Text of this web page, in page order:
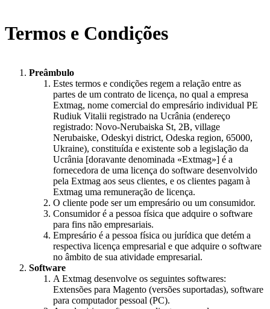
Termos e Condições
Preâmbulo
Estes termos e condições regem a relação entre as
partes de um contrato de licença, no qual a empresa
Extmag, nome comercial do empresário individual PE
Rudiuk Vitalii registrado na Ucrânia (endereço
registrado: Novo-Nerubaiska St, 2B, village
Nerubaiske, Odeskyi district, Odeska region, 65000,
Ukraine), constituída e existente sob a legislação da
Ucrânia [doravante denominada «Extmag»] é a
fornecedora de uma licença do software desenvolvido
pela Extmag aos seus clientes, e os clientes pagam à
Extmag uma remuneração de licença.
O cliente pode ser um empresário ou um consumidor.
Consumidor é a pessoa física que adquire o software
para fins não empresariais.
Empresário é a pessoa física ou jurídica que detém a
respectiva licença empresarial e que adquire o software
no âmbito de sua atividade empresarial.
Software
A Extmag desenvolve os seguintes softwares:
Extensões para Magento (versões suportadas), software
para computador pessoal (PC).